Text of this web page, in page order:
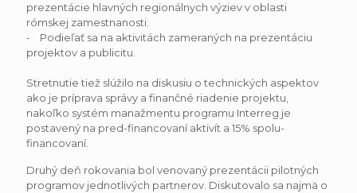
prezentácie hlavných regionálnych výziev v oblasti
rómskej zamestnanosti.
- Podieľať sa na aktivitách zameraných na prezentáciu
projektov a publicitu.
Stretnutie tiež slúžilo na diskusiu o technických aspektov
ako je príprava správy a finančné riadenie projektu,
nakoľko systém manažmentu programu Interreg je
postavený na pred-financovaní aktivít a 15% spolu-
financovaní.
Druhý deň rokovania bol venovaný prezentácii pilotných
programov jednotlivých partnerov. Diskutovalo sa najmä o